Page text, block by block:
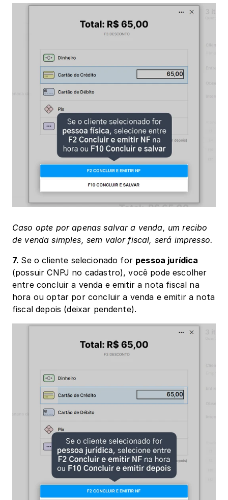
Caso opte por apenas salvar a venda, um recibo
de venda simples, sem valor fiscal, será impresso.
7. Se o cliente selecionado for pessoa jurídica
(possuir CNPJ no cadastro), você pode escolher
entre concluir a venda e emitir a nota fiscal na
hora ou optar por concluir a venda e emitir a nota
fiscal depois (deixar pendente).